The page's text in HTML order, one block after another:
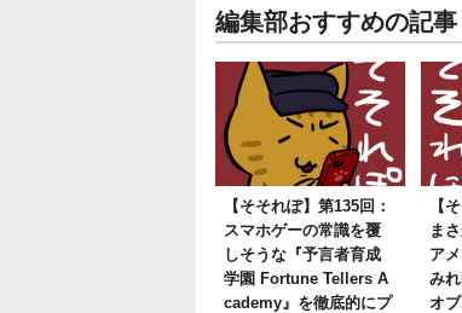
編集部おすすめの記事
【そそれぽ】第135回：
スマホゲーの常識を覆
しそうな『予言者育成
学園 Fortune Tellers A
cademy』を徹底的にプ
【
ま
ア
み
オ